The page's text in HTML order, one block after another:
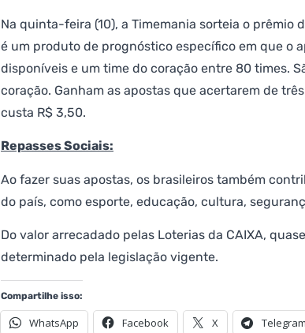
Na quinta-feira (10), a Timemania sorteia o prêmio
é um produto de prognóstico específico em que o
disponíveis e um time do coração entre 80 times.
coração. Ganham as apostas que acertarem de
custa R$ 3,50.
Repasses Sociais:
Ao fazer suas apostas, os brasileiros também
do país, como esporte, educação, cultura,
Do valor arrecadado pelas Loterias da CAIXA,
determinado pela legislação vigente.
Compartilhe isso:
WhatsApp Facebook X Telegram